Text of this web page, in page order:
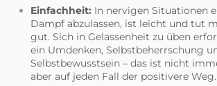
Einfachheit: In nervigen Situationen
Dampf abzulassen, ist leicht und tut
gut. Sich in Gelassenheit zu üben
ein Umdenken, Selbstbeherrschung
Selbstbewusstsein – das ist nicht
aber auf jeden Fall der positivere Weg.